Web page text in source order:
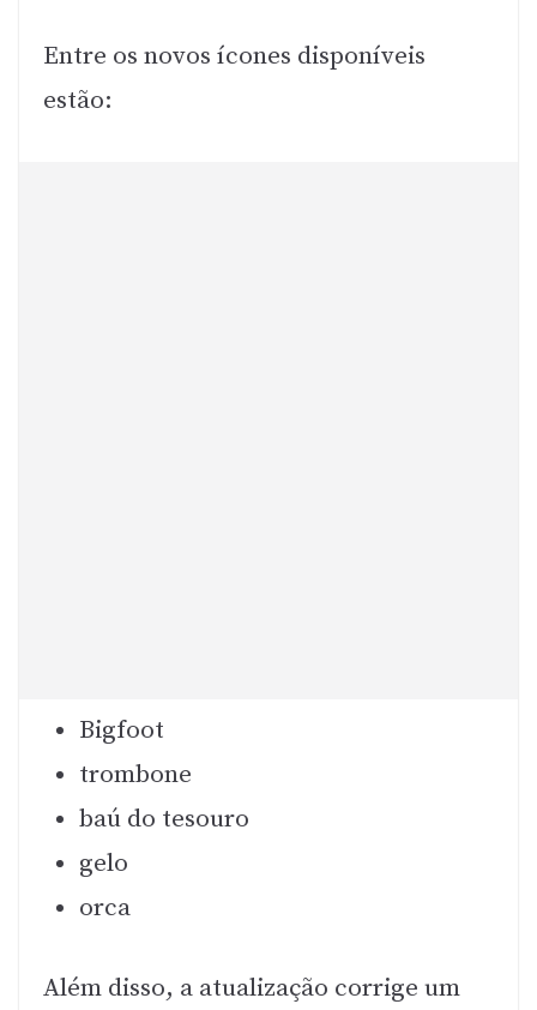
Entre os novos ícones disponíveis
estão:
Bigfoot
trombone
baú do tesouro
gelo
orca
Além disso, a atualização corrige um